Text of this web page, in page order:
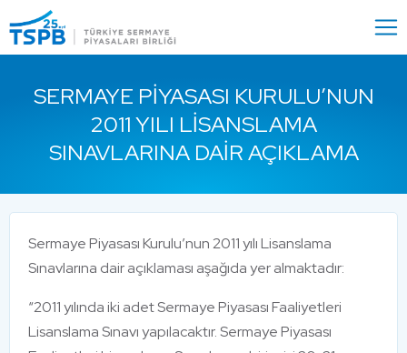
Close
SERMAYE PIYASASI KURULU’NUN
2011 YILI LISANSLAMA
SINAVLARINA DAIR AÇIKLAMA
Sermaye Piyasası Kurulu’nun 2011 yılı Lisanslama
Sınavlarına dair açıklaması aşağıda yer almaktadır:
“2011 yılında iki adet Sermaye Piyasası Faaliyetleri
Lisanslama Sınavı yapılacaktır. Sermaye Piyasası